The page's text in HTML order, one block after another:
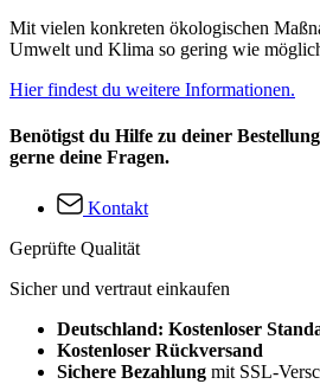
Mit vielen konkreten ökologischen
Umwelt und Klima so gering wie
Hier findest du weitere Informationen.
Benötigst du Hilfe zu deiner
gerne deine Fragen.
Kontakt
Geprüfte Qualität
Sicher und vertraut einkaufen
Deutschland: Kostenloser
Kostenloser Rückversand
Sichere Bezahlung mit SSL-